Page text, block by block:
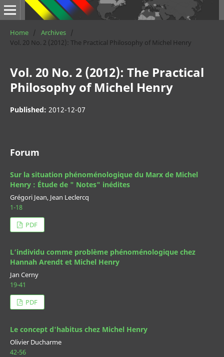
Home / Archives /
Vol. 20 No. 2 (2012): The Practical Philosophy of Michel Henry
Vol. 20 No. 2 (2012): The Practical
Philosophy of Michel Henry
Published: 2012-12-07
Forum
Sur la situation phénoménologique du Marx de Michel
Henry : Étude de " Notes" inédites
Grégori Jean, Jean Leclercq
1-18
PDF
L’individu comme problème phénoménologique chez
Hannah Arendt et Michel Henry
Jan Cerny
19-41
PDF
Le concept d'habitus chez Michel Henry
Olivier Ducharme
42-56